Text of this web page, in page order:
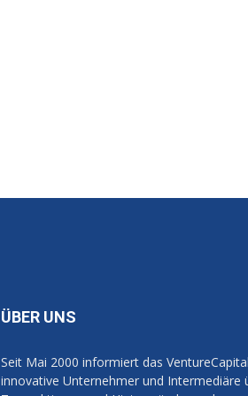
ÜBER UNS
Seit Mai 2000 informiert das
innovative Unternehmer und Intermediäre